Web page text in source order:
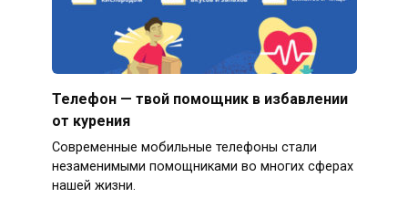
Телефон — твой помощник в избавлении
от курения
Современные мобильные телефоны стали
незаменимыми помощниками во многих сферах
нашей жизни.